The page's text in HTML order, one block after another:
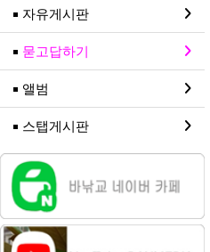
자유게시판
묻고답하기
앨범
스탭게시판